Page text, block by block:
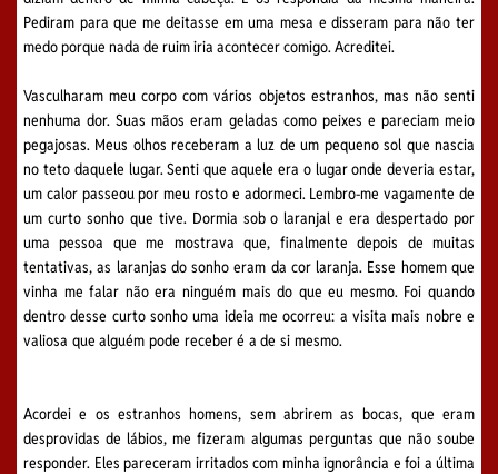
Pediram para que me deitasse em uma mesa e disseram para não ter
medo porque nada de ruim iria acontecer comigo. Acreditei.
Vasculharam meu corpo com vários objetos estranhos, mas não senti
nenhuma dor. Suas mãos eram geladas como peixes e pareciam meio
pegajosas. Meus olhos receberam a luz de um pequeno sol que nascia
no teto daquele lugar. Senti que aquele era o lugar onde deveria estar,
um calor passeou por meu rosto e adormeci. Lembro-me vagamente de
um curto sonho que tive. Dormia sob o laranjal e era despertado por
uma pessoa que me mostrava que, finalmente depois de muitas
tentativas, as laranjas do sonho eram da cor laranja. Esse homem que
vinha me falar não era ninguém mais do que eu mesmo. Foi quando
dentro desse curto sonho uma ideia me ocorreu: a visita mais nobre e
valiosa que alguém pode receber é a de si mesmo.
Acordei e os estranhos homens, sem abrirem as bocas, que eram
desprovidas de lábios, me fizeram algumas perguntas que não soube
responder. Eles pareceram irritados com minha ignorância e foi a última